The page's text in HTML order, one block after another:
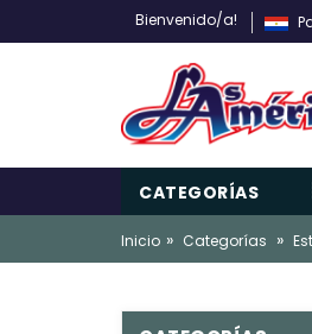
Bienvenido/a!
CATEGORÍAS
Inicio » Categorías »